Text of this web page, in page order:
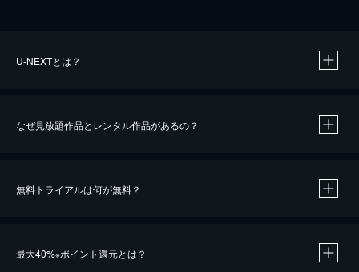
U-NEXTとは？
なぜ見放題作品とレンタル作品があるの？
無料トライアルは何が無料？
最大40%※ポイント還元とは？